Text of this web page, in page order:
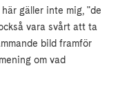
gäller inte mig, "de
vara svårt att ta
bild framför
om vad